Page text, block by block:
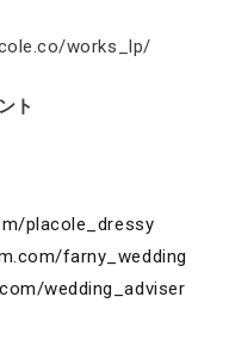
works_lp/
ト
placole_dressy
farny_wedding
wedding_adviser